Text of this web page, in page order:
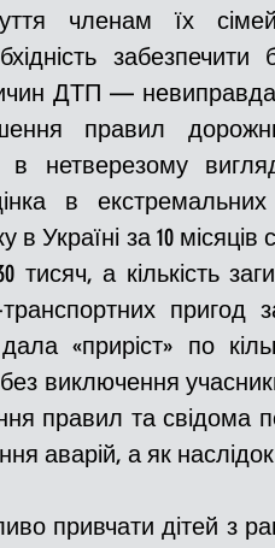
членам їх
забезпечити
ДТП —
правил
в нетверезому
в
в Україні за 10
тисяч, а кількість
транспортних пригод
«приріст» по
виключення
правил та свідома
аварій, а як наслідок